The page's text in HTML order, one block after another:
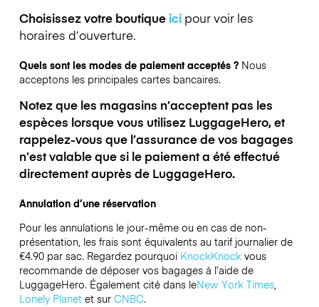
Choisissez votre boutique icipour voir les
horaires d’ouverture.
Quels sont les modes de paiement acceptés ? Nous
acceptons les principales cartes bancaires.
Notez que les magasins n’acceptent pas les
espèces lorsque vous utilisez LuggageHero, et
rappelez-vous que l’assurance de vos bagages
n’est valable que si le paiement a été effectué
directement auprès de LuggageHero.
Annulation d’une réservation
Pour les annulations le jour-même ou en cas de non-
présentation, les frais sont équivalents au tarif journalier de
€4.90 par sac. Regardez pourquoi KnockKnockvous
recommande de déposer vos bagages à l’aide de
LuggageHero. Également cité dans leNew York Times,
Lonely Planetet sur CNBC.